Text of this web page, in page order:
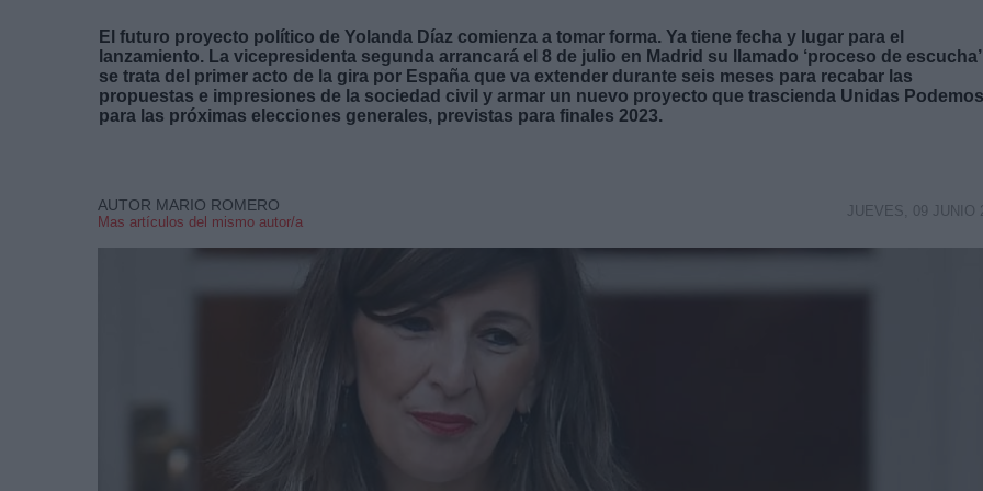
El futuro proyecto político de Yolanda Díaz comienza a tomar forma. Ya tiene fecha y lugar para el
lanzamiento. La vicepresidenta segunda arrancará el 8 de julio en Madrid su llamado ‘proceso de
se trata del primer acto de la gira por España que va extender durante seis meses para recabar las
propuestas e impresiones de la sociedad civil y armar un nuevo proyecto que trascienda Unidas Podemos
para las próximas elecciones generales, previstas para finales 2023.
AUTOR MARIO ROMERO
Mas artículos del mismo autor/a
JUEVES, 09 JUNIO